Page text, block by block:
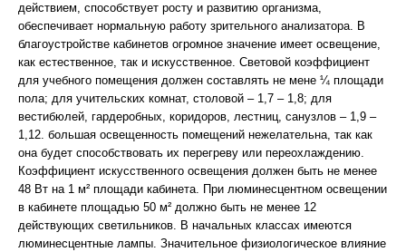
действием, способствует росту и развитию организма,
обеспечивает нормальную работу зрительного анализатора. В
благоустройстве кабинетов огромное значение имеет освещение,
как естественное, так и искусственное. Световой коэффициент
для учебного помещения должен составлять не мене ¼ площади
пола; для учительских комнат, столовой – 1,7 – 1,8; для
вестибюлей, гардеробных, коридоров, лестниц, санузлов – 1,9 –
1,12. большая освещенность помещений нежелательна, так как
она будет способствовать их перегреву или переохлаждению.
Коэффициент искусственного освещения должен быть не менее
48 Вт на 1 м² площади кабинета. При люминесцентном освещении
в кабинете площадью 50 м² должно быть не менее 12
действующих светильников. В начальных классах имеются
люминесцентные лампы. Значительное физиологическое влияние